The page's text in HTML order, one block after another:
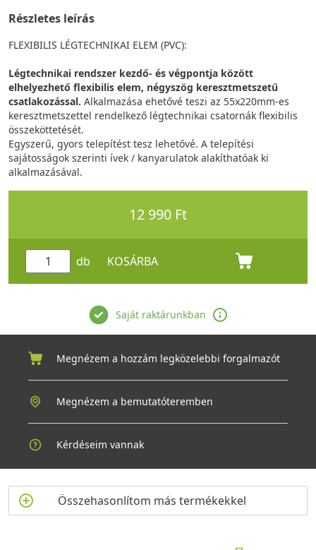
Részletes leírás
FLEXIBILIS LÉGTECHNIKAI ELEM (PVC):
Légtechnikai rendszer kezdő- és végpontja között
elhelyezhető flexibilis elem, négyszög keresztmetszetű
csatlakozással. Alkalmazása ehetővé teszi az 55x220mm-es
keresztmetszettel rendelkező légtechnikai csatornák flexibilis
összeköttetését.
Egyszerű, gyors telepítést tesz lehetővé. A telepítési
sajátosságok szerinti ívek / kanyarulatok alakíthatóak ki
alkalmazásával.
12 990 Ft
db KOSÁRBA
Saját raktárunkban
Megnézem a hozzám legközelebbi forgalmazót
Megnézem a bemutatóteremben
Kérdéseim vannak
Összehasonlítom más termékekkel